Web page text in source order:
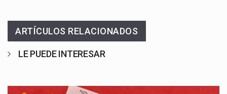
ARTÍCULOS RELACIONADOS
LE PUEDE INTERESAR